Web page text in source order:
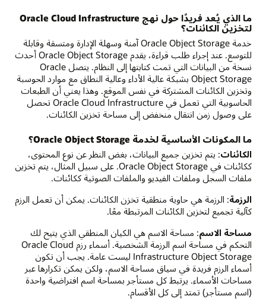
ما الذي يُعد فريدًا حول نهج Oracle Cloud Infrastructure
لتخزين الكائنات؟
خدمة Oracle Object Storage آمنة وسهلة الإدارة ومتسقة وقابلة
للتوسع. عند إجراء طلب قراءة، يقدم Oracle Object Storage أحدث
نسخة من البيانات التي تمت كتابتها إلى النظام. يتصل Oracle
Object Storage بشبكة عالية الأداء وعالية النطاق مع موارد الحوسبة
وتخزين الكائنات المشتركة في نفس الموقع. وهذا يعني أن الطبعات
الحاسوبية التي تعمل في Oracle Cloud Infrastructure تحصل
على وصول زمن انتقال منخفض إلى مساحة تخزين الكائنات.
ما المكونات الأساسية لخدمة Oracle Object Storage؟
الكائنات: يتم تخزين جميع البيانات، بغض النظر عن نوع المحتوى،
ككائنات في Oracle Object Storage. على سبيل المثال، يتم تخزين
ملفات السجل وملفات الفيديو والملفات الصوتية ككائنات.
الرزمة: الرزمة هي حاوية منطقية تخزن الكائنات. يمكن أن تعمل الرزم
كآلية تجميع لتخزين الكائنات المرتبطة معًا.
مساحة الاسم: مساحة الاسم هي الكيان المنطقي الذي يتيح لك
التحكم في مساحة اسم الرزمة الشخصية. أسماء رزم Oracle Cloud
Infrastructure Object Storage ليست عامة. يجب أن تكون
أسماء الرزم فريدة في سياق مساحة الاسم، ولكن يمكن تكرارها عبر
مساحات الأسماء. يرتبط كل مستأجر بمساحة اسم افتراضية واحدة
(اسم مستأجر) تمتد إلى كل الأقسام.